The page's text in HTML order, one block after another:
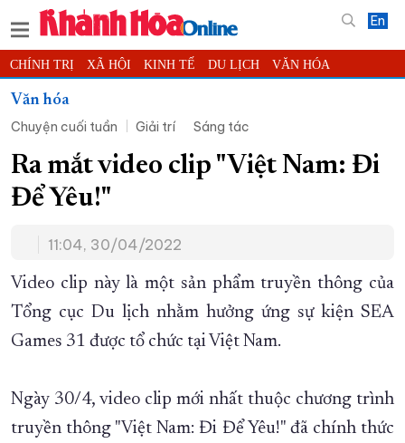
En
CHÍNH TRỊ XÃ HỘI KINH TẾ DU LỊCH VĂN HÓA
THỂ THAO
KHOA HỌC - CÔNG NGHỆ PHÁP LUẬT
THẾ GIỚI MULTIMEDIA VIDEO ĐỌC BÁO ONLINE
PODCAST THÔNG TIN - QUẢNG CÁO
TRƯỜNG SA BIỂN ĐẢO QUÊ HƯƠNG
CHUNG TAY CẢI CÁCH HÀNH CHÍNH
XÂY DỰNG NÔNG THÔN MỚI LỊCH CẮT ĐIỆN
TÀU - XE - MÁY BAY
KHOẢNH KHẮC ĐẸP XỨ TRẦM
XÂY DỰNG KHÁNH HÒA TRỞ THÀNH THÀNH PHỐ TRỰC THUỘC
Văn hóa
Chuyện cuối tuần
Giải trí Sáng tác
Ra mắt video clip "Việt Nam: Đi
Để Yêu!"
11:04, 30/04/2022
Video clip này là một sản phẩm truyền thông của
Tổng cục Du lịch nhằm hưởng ứng sự kiện SEA
Games 31 được tổ chức tại Việt Nam.
Ngày 30/4, video clip mới nhất thuộc chương trình
truyền thông "Việt Nam: Đi Để Yêu!" đã chính thức